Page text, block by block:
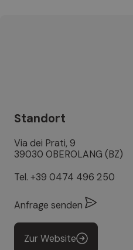
Standort
Via dei Prati, 9
39030 OBEROLANG (BZ)
Tel. +39 0474 496 250
Anfrage senden
Zur Website